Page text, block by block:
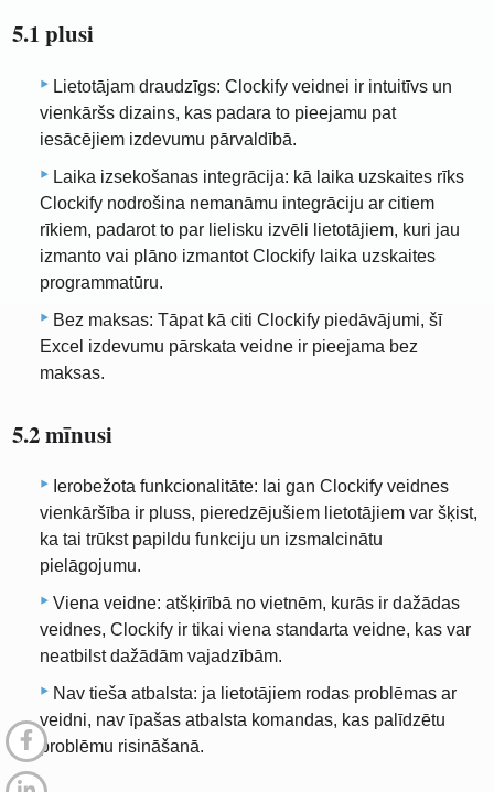
5.1 plusi
Lietotājam draudzīgs: Clockify veidnei ir intuitīvs un
vienkāršs dizains, kas padara to pieejamu pat
iesācējiem izdevumu pārvaldībā.
Laika izsekošanas integrācija: kā laika uzskaites rīks
Clockify nodrošina nemanāmu integrāciju ar citiem
rīkiem, padarot to par lielisku izvēli lietotājiem, kuri jau
izmanto vai plāno izmantot Clockify laika uzskaites
programmatūru.
Bez maksas: Tāpat kā citi Clockify piedāvājumi, šī
Excel izdevumu pārskata veidne ir pieejama bez
maksas.
5.2 mīnusi
Ierobežota funkcionalitāte: lai gan Clockify veidnes
vienkāršība ir pluss, pieredzējušiem lietotājiem var šķist,
ka tai trūkst papildu funkciju un izsmalcinātu
pielāgojumu.
Viena veidne: atšķirībā no vietnēm, kurās ir dažādas
veidnes, Clockify ir tikai viena standarta veidne, kas var
neatbilst dažādām vajadzībām.
Nav tieša atbalsta: ja lietotājiem rodas problēmas ar
veidni, nav īpašas atbalsta komandas, kas palīdzētu
problēmu risināšanā.